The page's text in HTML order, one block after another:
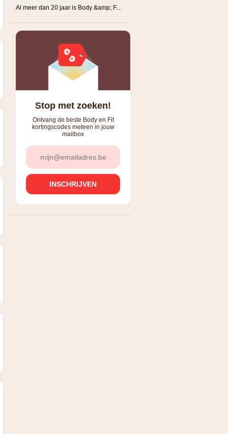
Al meer dan 20 jaar is Body &amp; F...
Stop met zoeken!
Ontvang de beste Body en Fit
kortingscodes meteen in jouw
mailbox